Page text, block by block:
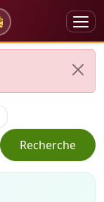
Recherche